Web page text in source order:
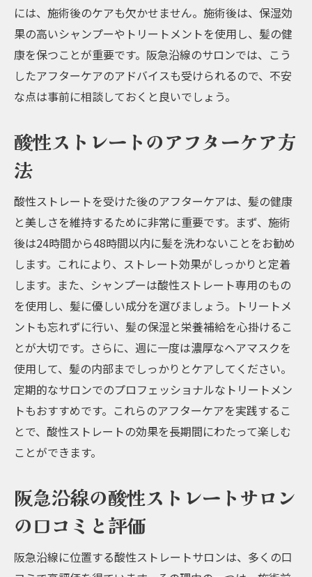
には、施術後のケアも欠かせません。施術後は、保湿効
果の高いシャンプーやトリートメントを使用し、髪の健
康を保つことが重要です。阪急沿線のサロンでは、こう
したアフターケアのアドバイスも受けられるので、不安
な点は事前に相談しておくと良いでしょう。
酸性ストレートのアフターケア方
法
酸性ストレートを受けた後のアフターケアは、髪の健康
と美しさを維持するために非常に重要です。まず、施術
後は24時間から48時間以内に髪を洗わないことをお勧め
します。これにより、ストレート効果がしっかりと定着
します。また、シャンプーは酸性ストレート専用のもの
を使用し、髪に優しい成分を選びましょう。トリートメ
ントも忘れずに行い、髪の保湿と栄養補給を心掛けるこ
とが大切です。さらに、週に一度は濃厚なヘアマスクを
使用して、髪の内部までしっかりとケアしてください。
定期的なサロンでのプロフェッショナルなトリートメン
トもおすすめです。これらのアフターケアを実践するこ
とで、酸性ストレートの効果を長期間にわたって楽しむ
ことができます。
阪急沿線の酸性ストレートサロン
の口コミと評価
阪急沿線に位置する酸性ストレートサロンは、多くの口